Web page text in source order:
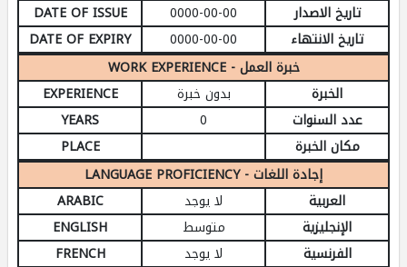
تاريخ الاصدار
0000-00-00
DATE OF ISSUE
تاريخ الانتهاء
0000-00-00
DATE OF EXPIRY
WORK EXPERIENCE - خبرة العمل
الخبرة
بدون خبرة
EXPERIENCE
عدد السنوات
0
YEARS
مكان الخبرة
PLACE
LANGUAGE PROFICIENCY - إجادة اللغات
العربية
لا يوجد
ARABIC
الإنجليزية
متوسط
ENGLISH
الفرنسية
لا يوجد FRENCH